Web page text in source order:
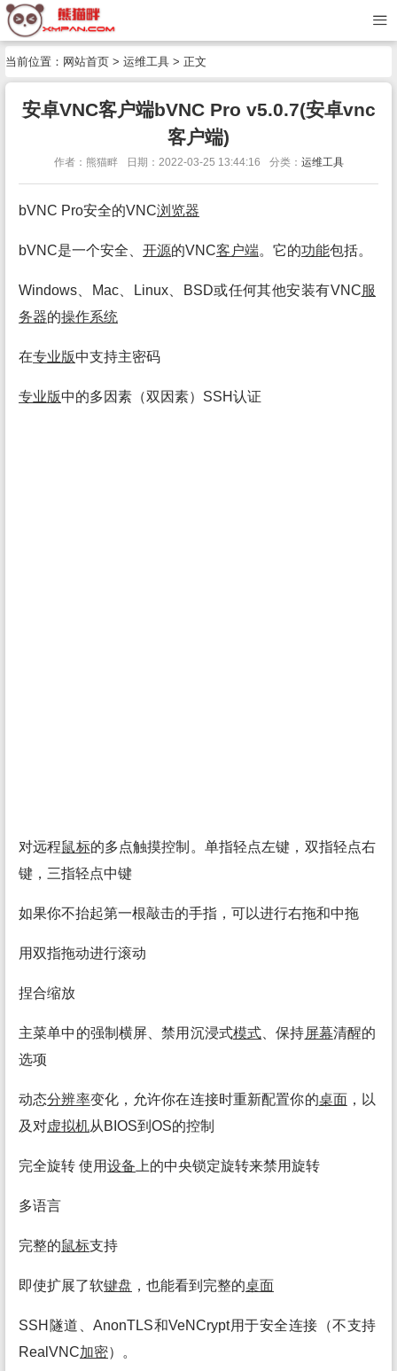
当前位置： 网站首页 > 运维工具 > 正文
安卓VNC客户端bVNC Pro v5.0.7(安卓vnc
客户端)
作者：熊猫畔 日期：2022-03-25 13:44:16 分类： 运维工具
bVNC Pro安全的VNC浏览器
bVNC是一个安全、 开源的VNC客户端。它的功能包括。
Windows、Mac、Linux、BSD或任何其他安装有VNC服
务器的操作系统
在专业版中支持主密码
专业版中的多因素（双因素）SSH认证
对远程鼠标的多点触摸控制。单指轻点左键，双指轻点右
键，三指轻点中键
如果你不抬起第一根敲击的手指，可以进行右拖和中拖
用双指拖动进行滚动
捏合缩放
主菜单中的强制横屏、禁用沉浸式模式 、保持屏幕清醒的
选项
动态分辨率变化，允许你在连接时重新配置你的桌面，以
及对虚拟机从BIOS到OS的控制
完全旋转 使用设备 上的中央锁定旋转来禁用旋转
多语言
完整的鼠标支持
即使扩展了软键盘 ，也能看到完整的桌面
SSH隧道、AnonTLS和VeNCrypt用于安全连接（不支持
RealVNC加密）。